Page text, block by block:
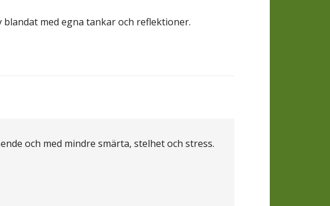
med egna tankar och reflektioner.
och med mindre smärta, stelhet och stress.